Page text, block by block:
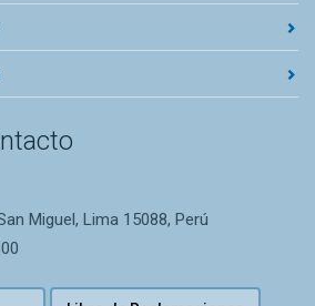
Miguel, Lima 15088, Perú